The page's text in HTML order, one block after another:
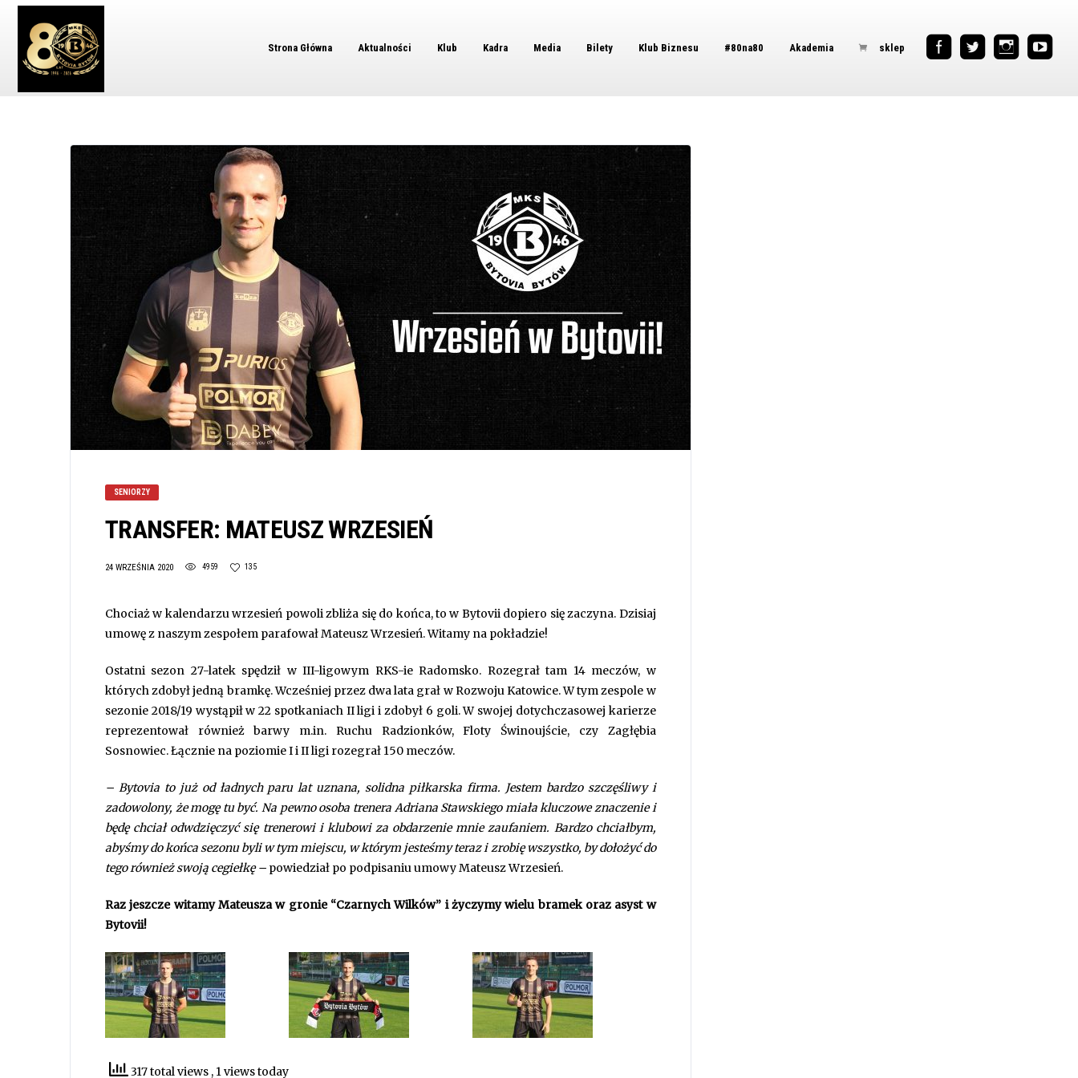
Strona Główna Aktualności Klub Kadra Media Bilety Klub Biznesu #80na80 Akademia sklep
SENIORZY
TRANSFER: MATEUSZ WRZESIEŃ
24 WRZEŚNIA 2020 4959 135
Chociaż w kalendarzu wrzesień powoli zbliża się do końca, to w Bytovii dopiero się zaczyna. Dzisiaj
umowę z naszym zespołem parafował Mateusz Wrzesień. Witamy na pokładzie!
Ostatni sezon 27-latek spędził w III-ligowym RKS-ie Radomsko. Rozegrał tam 14 meczów, w
których zdobył jedną bramkę. Wcześniej przez dwa lata grał w Rozwoju Katowice. W tym zespole w
sezonie 2018/19 wystąpił w 22 spotkaniach II ligi i zdobył 6 goli. W swojej dotychczasowej karierze
reprezentował również barwy m.in. Ruchu Radzionków, Floty Świnoujście, czy Zagłębia
Sosnowiec. Łącznie na poziomie I i II ligi rozegrał 150 meczów.
– Bytovia to już od ładnych paru lat uznana, solidna piłkarska firma. Jestem bardzo szczęśliwy i
zadowolony, że mogę tu być. Na pewno osoba trenera Adriana Stawskiego miała kluczowe znaczenie i
będę chciał odwdzięczyć się trenerowi i klubowi za obdarzenie mnie zaufaniem. Bardzo chciałbym,
abyśmy do końca sezonu byli w tym miejscu, w którym jesteśmy teraz i zrobię wszystko, by dołożyć do
tego również swoją cegiełkę – powiedział po podpisaniu umowy Mateusz Wrzesień.
Raz jeszcze witamy Mateusza w gronie “Czarnych Wilków” i życzymy wielu bramek oraz asyst w
Bytovii!
317 total views , 1 views today